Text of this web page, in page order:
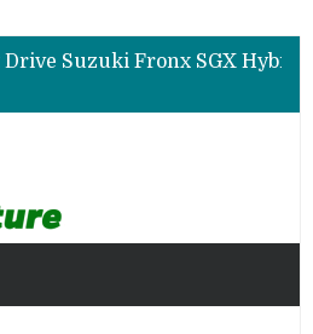
Beli Mobil Jangan Cuma Lihat Cicilan, TAF dan OJK Tekankan Pentingnya Literasi Keuangan
Beli Mobil Jangan Cuma Lihat Cicilan, TAF dan OJK Tekankan Pentingnya Literasi Keuangan